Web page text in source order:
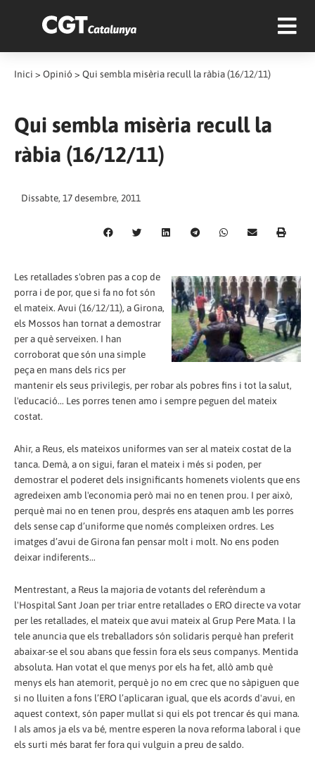
Inici > Opinió > Qui sembla misèria recull la ràbia (16/12/11)
Qui sembla misèria recull la
ràbia (16/12/11)
Dissabte, 17 desembre, 2011
Les retallades s'obren pas a cop de
porra i de por, que si fa no fot són
el mateix. Avui (16/12/11), a Girona,
els Mossos han tornat a demostrar
per a què serveixen. I han
corroborat que són una simple
peça en mans dels rics per
mantenir els seus privilegis, per robar als pobres fins i tot la salut,
l'educació... Les porres tenen amo i sempre peguen del mateix
costat.
Ahir, a Reus, els mateixos uniformes van ser al mateix costat de la
tanca. Demà, a on sigui, faran el mateix i més si poden, per
demostrar el poderet dels insignificants homenets violents que ens
agredeixen amb l'economia però mai no en tenen prou. I per això,
perquè mai no en tenen prou, després ens ataquen amb les porres
dels sense cap d’uniforme que només compleixen ordres. Les
imatges d’avui de Girona fan pensar molt i molt. No ens poden
deixar indiferents...
Mentrestant, a Reus la majoria de votants del referèndum a
l'Hospital Sant Joan per triar entre retallades o ERO directe va votar
per les retallades, el mateix que avui mateix al Grup Pere Mata. I la
tele anuncia que els treballadors són solidaris perquè han preferit
abaixar-se el sou abans que fessin fora els seus companys. Mentida
absoluta. Han votat el que menys por els ha fet, allò amb què
menys els han atemorit, perquè jo no em crec que no sàpiguen que
si no lluiten a fons l’ERO l’aplicaran igual, que els acords d'avui, en
aquest context, són paper mullat si qui els pot trencar és qui mana.
I als amos ja els va bé, mentre esperen la nova reforma laboral i que
els surti més barat fer fora qui vulguin a preu de saldo.